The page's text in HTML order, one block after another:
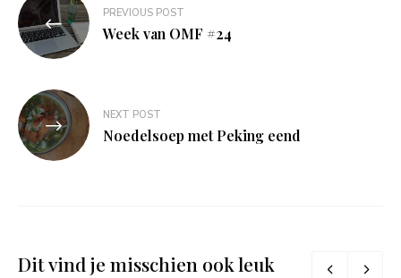
navigatie
PREVIOUS POST
Week van OMF #24
NEXT POST
Noedelsoep met Peking eend
Dit vind je misschien ook leuk